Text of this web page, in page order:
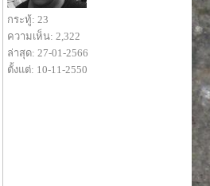
กระทู้: 23
ความเห็น: 2,322
ล่าสุด: 27-01-2566
ตั้งแต่: 10-11-2550